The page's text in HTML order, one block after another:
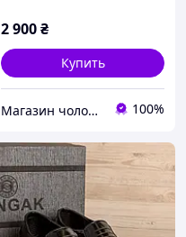
2 900₴
Купить
Магазин чоловічого взуття Bims.shoes 100%